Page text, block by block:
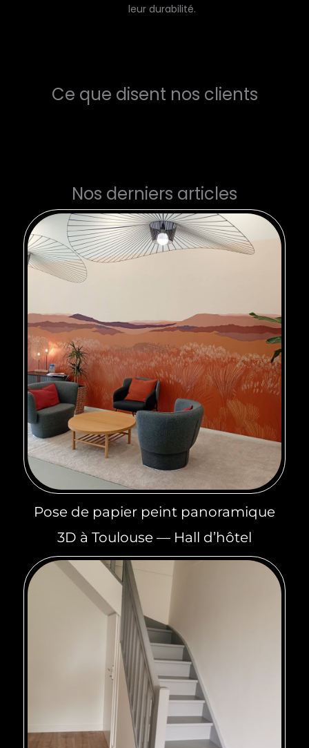
leur durabilité.
Ce que disent nos clients
Nos derniers articles
Pose de papier peint panoramique
3D à Toulouse — Hall d’hôtel